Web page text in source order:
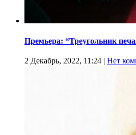
Премьера: “Треугольник
2 Декабрь, 2022, 11:24 | Нет